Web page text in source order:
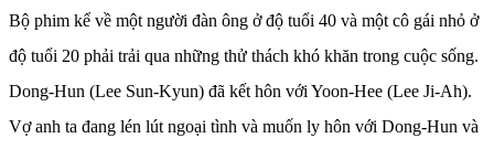
Bộ phim kể về một người đàn ông ở độ tuổi 40 và một cô gái nhỏ ở
độ tuổi 20 phải trải qua những thử thách khó khăn trong cuộc sống.
Dong-Hun (Lee Sun-Kyun) đã kết hôn với Yoon-Hee (Lee Ji-Ah).
Vợ anh ta đang lén lút ngoại tình và muốn ly hôn với Dong-Hun và